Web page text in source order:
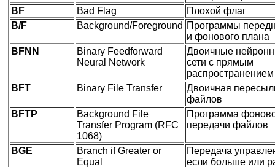
BF
Bad Flag
Плохой флаг
B/F
Background/Foreground Программы
и фонового плана
BFNN
Binary Feedforward
Neural Network
Двоичные
сети с прямым
распространением
BFT
Binary File Transfer
Двоичная
файлов
BFTP
Background File
Transfer Program (RFC
1068)
Программа
передачи файлов
BGE
Branch if Greater or
Equal
Передача
если больше или